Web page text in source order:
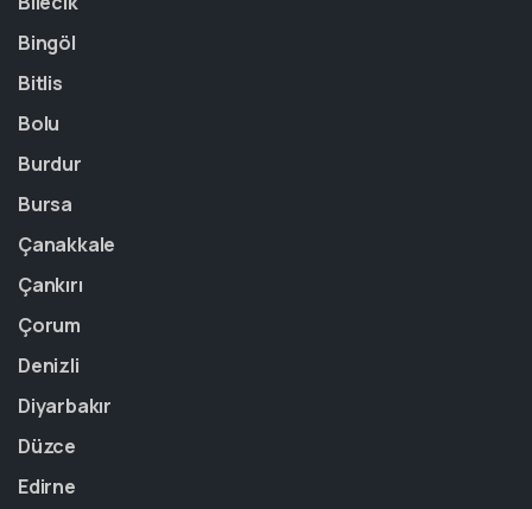
Bingöl
Bitlis
Bolu
Burdur
Bursa
Çanakkale
Çankırı
Çorum
Denizli
Diyarbakır
Düzce
Edirne